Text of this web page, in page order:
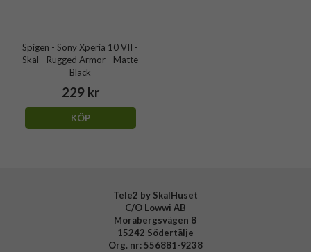
Spigen - Sony Xperia 10 VII -
Skal - Rugged Armor - Matte
Black
229 kr
KÖP
Tele2 by SkalHuset
C/O Lowwi AB
Morabergsvägen 8
15242 Södertälje
Org. nr: 556881-9238